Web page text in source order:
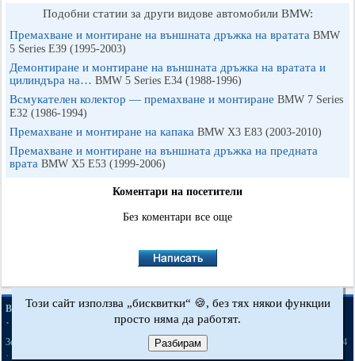
Подобни статии за други видове автомобили BMW:
Премахване и монтиране на външната дръжка на вратата BMW
5 Series E39 (1995-2003)
Демонтиране и монтиране на външната дръжка на вратата и
цилиндъра на… BMW 5 Series E34 (1988-1996)
Всмукателен колектор — премахване и монтиране BMW 7 Series
E32 (1986-1994)
Премахване и монтиране на капака BMW X3 Е83 (2003-2010)
Премахване и монтиране на външната дръжка на предната
врата BMW X5 E53 (1999-2006)
Коментари на посетители
Без коментари все още
BMWman.ru © 2017-2026· Пълна версия· Новини и статии·Карта на сайта
·
Търсене в сайта
3er E21
3er E46[бензин]·3er E46 5er E34
·
Този сайт използва „бисквитки“ 🍪, без тях някои функции
просто няма да работят.
Разбирам